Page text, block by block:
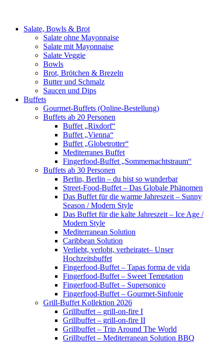
Salate, Bowls & Brot
Salate ohne Mayonnaise
Salate mit Mayonnaise
Salate Veggie
Bowls
Brot, Brötchen & Brezeln
Butter und Schmalz
Saucen und Dips
Buffets
Gourmet-Buffets (Online-Bestellung)
Buffets ab 20 Personen
Buffet „Rixdorf“
Buffet „Vienna“
Buffet „Globetrotter“
Mediterranes Buffet
Fingerfood-Buffet „Sommernachtstraum“
Buffets ab 30 Personen
Berlin, Berlin – du bist so wunderbar
Street-Food-Buffet – Das Globale Phänomen
Das Buffet für die warme Jahreszeit – Sunny
Season / Modern Style
Das Buffet für die kalte Jahreszeit – Ice Age /
Modern Style
Mediterranean Solution
Caribbean Solution
Verliebt, verlobt, verheiratet– Unser
Hochzeitsbuffet
Fingerfood-Buffet – Tapas forma de vida
Fingerfood-Buffet – Sweet Temptation
Fingerfood-Buffet – Supersonico
Fingerfood-Buffet – Gourmet-Sinfonie
Grill-Buffet Kollektion 2026
Grillbuffet – grill-on-fire I
Grillbuffet – grill-on-fire II
Grillbuffet – Trip Around The World
Grillbuffet – Mediterranean Solution BBQ